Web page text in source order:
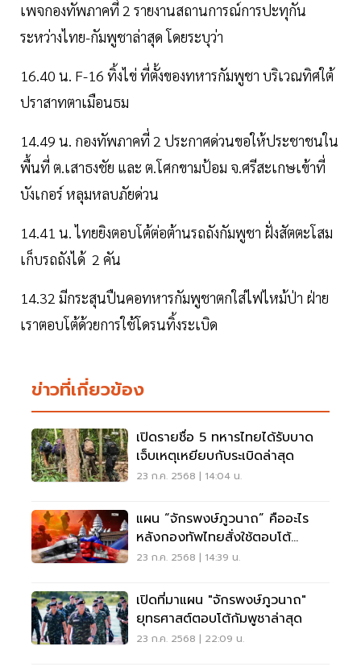
เพจกองทัพภาคที่ 2 รายงานสถานการณ์การปะทุกัน
ระหว่างไทย-กัมพูชาล่าสุด โดยระบุว่า
16.40 น. F-16 ทิ้งไข่ ที่ตั้งของทหารกัมพูชา บริเวณทิศใต้
ปราสาทตาเมือนธม
14.49 น. กองทัพภาคที่ 2 ประกาศด่วนขอให้ประชาชนใน
พื้นที่ ต.เสาธงชัย และ ต.โศกขามป้อม จ.ศรีสะเกษเข้าที่
บังเกอร์ หลุมหลบภัยด่วน
14.41 น. ไทยยิงตอบโต้ต่อต้านรถถังกัมพูชา ฝั่งสัตตะโสม
เก็บรถถังได้ 2 คัน
14.32 มีกระสุนปืนคอทหารกัมพูชาตกใส่ไฟไหม้ป่า ฝ่าย
เราตอบโต้ด้วยการใช้โดรนทิ้งระเบิด
ข่าวที่เกี่ยวข้อง
เปิดรายชื่อ 5 ทหารไทยได้รับบาด
เจ็บเหตุเหยียบกับระเบิดล่าสุด
23 ก.ค. 2568 | 14:04 น.
แผน “จักรพงษ์ภูวนาถ” คืออะไร
หลังกองทัพไทยสั่งใช้ตอบโต้
กัมพูชา
23 ก.ค. 2568 | 14:39 น.
เปิดที่มาแผน "จักรพงษ์ภูวนาถ"
ยุทธศาสต์ตอบโต้กัมพูชาล่าสุด
23 ก.ค. 2568 | 22:09 น.